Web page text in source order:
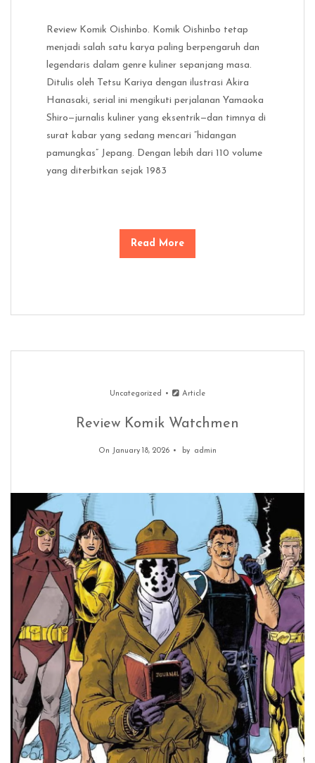
Review Komik Oishinbo. Komik Oishinbo tetap
menjadi salah satu karya paling berpengaruh dan
legendaris dalam genre kuliner sepanjang masa.
Ditulis oleh Tetsu Kariya dengan ilustrasi Akira
Hanasaki, serial ini mengikuti perjalanan Yamaoka
Shiro—jurnalis kuliner yang eksentrik—dan timnya di
surat kabar yang sedang mencari “hidangan
pamungkas” Jepang. Dengan lebih dari 110 volume
yang diterbitkan sejak 1983
Read More
Uncategorized Article
Review Komik Watchmen
On January 18, 2026 by admin